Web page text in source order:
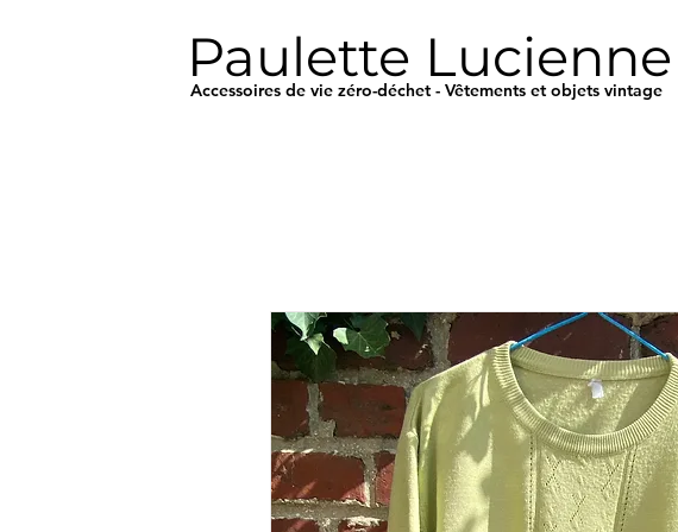
Paulette Lucienne
Accessoires de vie zéro-déchet - Vêtements et objets vintage